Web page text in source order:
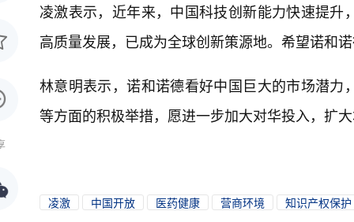
凌激表示，近年来，中国科技创新能力快速提
高质量发展，已成为全球创新策源地。希望诺和
林意明表示，诺和诺德看好中国巨大的市场潜
等方面的积极举措，愿进一步加大对华投入，扩
凌激 中国开放 医药健康 营商环境 知识产权保护